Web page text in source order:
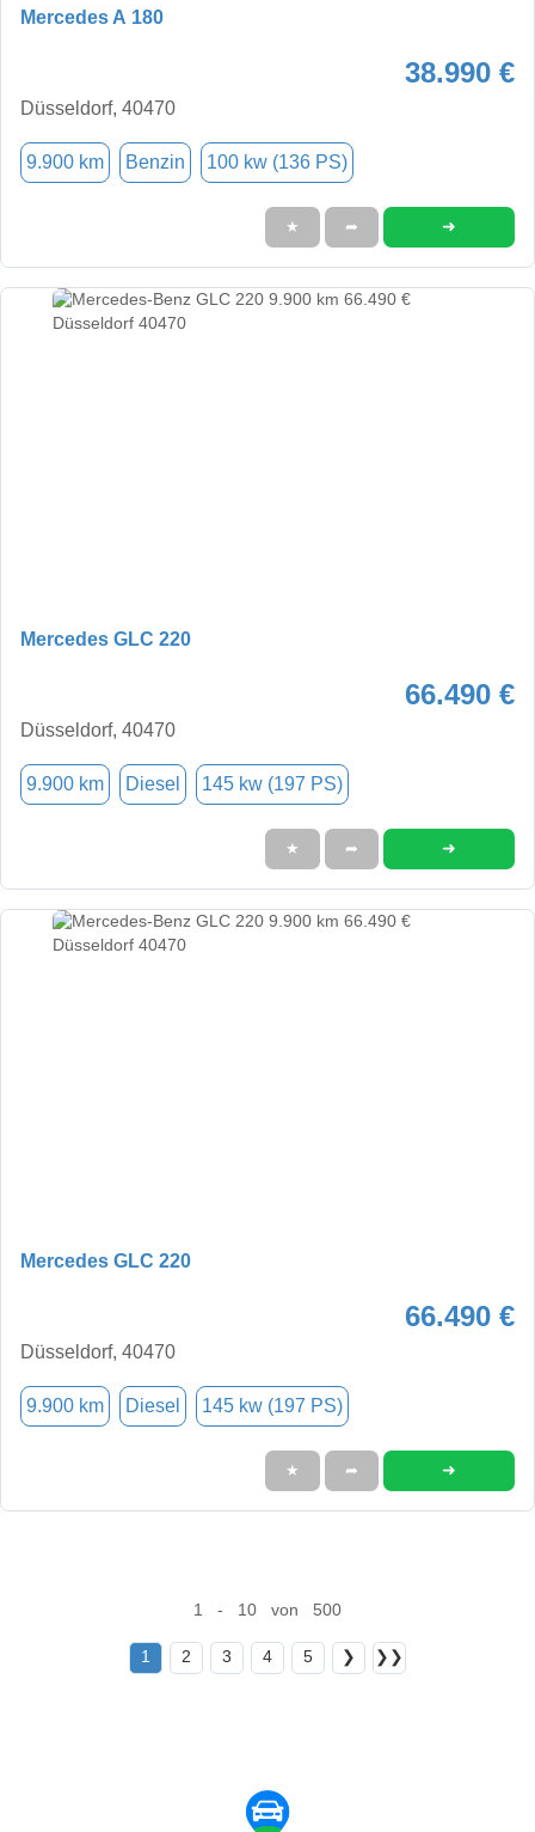
Mercedes A 180
38.990 €
Düsseldorf, 40470
9.900 km Benzin 100 kw (136 PS)
★ ➦ ➜
Mercedes GLC 220
66.490 €
Düsseldorf, 40470
9.900 km Diesel 145 kw (197 PS)
★ ➦ ➜
Mercedes GLC 220
66.490 €
Düsseldorf, 40470
9.900 km Diesel 145 kw (197 PS)
★ ➦ ➜
1 - 10 von 500
1 2 3 4 5 ❯ ❯❯